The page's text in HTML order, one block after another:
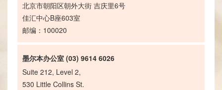
北京市朝阳区朝外大街 吉庆里6号
佳汇中心B座603室
邮编：100020
墨尔本办公室 (03) 9614 6026
Suite 212, Level 2,
530 Little Collins St.